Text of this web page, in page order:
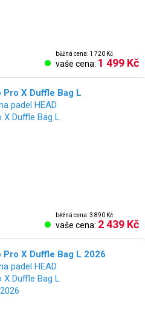
běžná cena: 1 720 Kč
vaše cena: 1 499 Kč
Pro X Duffle Bag L
běžná cena: 3 890 Kč
vaše cena: 2 439 Kč
Pro X Duffle Bag L 2026